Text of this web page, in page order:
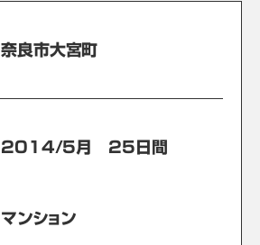
奈良市大宮町
2014/5月 25日間
マンション